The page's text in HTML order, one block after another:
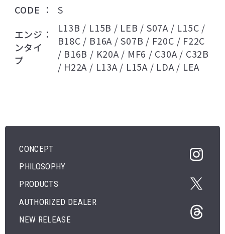
CODE
S
エンジ
ンタイ
プ
L13B / L15B / LEB / S07A / L15C /
B18C / B16A / S07B / F20C / F22C
/ B16B / K20A / MF6 / C30A / C32B
/ H22A / L13A / L15A / LDA / LEA
CONCEPT
PHILOSOPHY
PRODUCTS
AUTHORIZED DEALER
NEW RELEASE